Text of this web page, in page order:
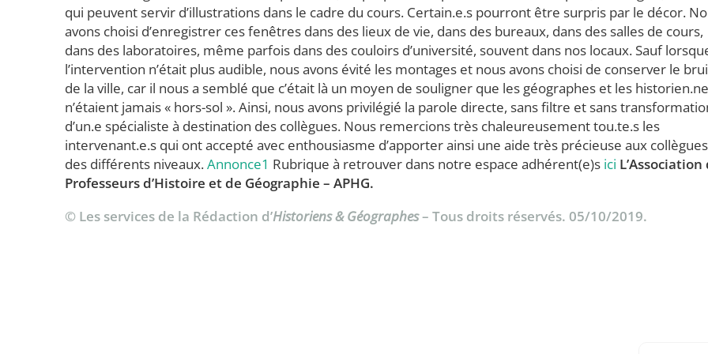
qui peuvent servir d’illustrations dans le cadre du cours. Certain.e.s pourront être surpris par le décor.
avons choisi d’enregistrer ces fenêtres dans des lieux de vie, dans des bureaux, dans des salles de cours,
dans des laboratoires, même parfois dans des couloirs d’université, souvent dans nos locaux. Sauf
l’intervention n’était plus audible, nous avons évité les montages et nous avons choisi de conserver le
de la ville, car il nous a semblé que c’était là un moyen de souligner que les géographes et les
n’étaient jamais « hors-sol ». Ainsi, nous avons privilégié la parole directe, sans filtre et sans
d’un.e spécialiste à destination des collègues. Nous remercions très chaleureusement tou.te.s les
intervenant.e.s qui ont accepté avec enthousiasme d’apporter ainsi une aide très précieuse aux collègues
des différents niveaux.Annonce1 Rubrique à retrouver dans notre espace adhérent(e)s ici L’Association
Professeurs d’Histoire et de Géographie – APHG.
© Les services de la Rédaction d’Historiens & Géographes– Tous droits réservés. 05/10/2019.